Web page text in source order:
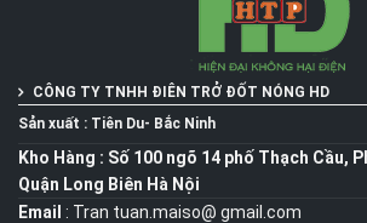
CÔNG TY TNHH ĐIÊN TRỞ ĐỐT NÓNG HD
Sản xuất : Tiên Du- Bắc Ninh
Kho Hàng : Số 100 ngõ 14 phố Thạch Cầu,
Quận Long Biên Hà Nội
Email : Tran tuan.maiso@ gmail.com